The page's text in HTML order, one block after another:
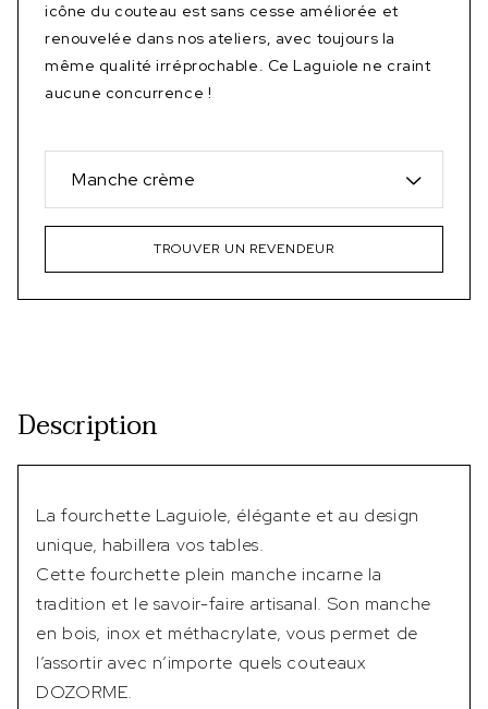
icône du couteau est sans cesse améliorée et
renouvelée dans nos ateliers, avec toujours la
même qualité irréprochable. Ce Laguiole ne craint
aucune concurrence !
Manche crème
TROUVER UN REVENDEUR
Description
La fourchette Laguiole, élégante et au design
unique, habillera vos tables.
Cette fourchette plein manche incarne la
tradition et le savoir-faire artisanal. Son manche
en bois, inox et méthacrylate, vous permet de
l’assortir avec n’importe quels couteaux
DOZORME.